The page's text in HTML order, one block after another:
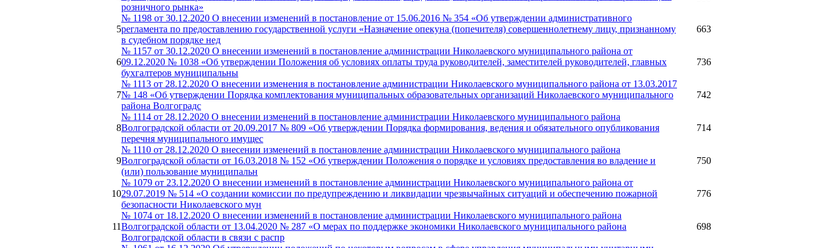
розничного рынка»
5
№ 1198 от 30.12.2020 О внесении изменений в постановление от 15.06.2016 № 354 «Об утверждении административного
регламента по предоставлению государственной услуги «Назначение опекуна (попечителя) совершеннолетнему лицу, признанному
в судебном порядке нед
663
6
№ 1157 от 30.12.2020 О внесении изменений в постановление администрации Николаевского муниципального района от
09.12.2020 № 1038 «Об утверждении Положения об условиях оплаты труда руководителей, заместителей руководителей, главных
бухгалтеров муниципальны
736
7
№ 1113 от 28.12.2020 О внесении изменения в постановление администрации Николаевского муниципального района от 13.03.2017
№ 148 «Об утверждении Порядка комплектования муниципальных образовательных организаций Николаевского муниципального
района Волгоградс
742
8
№ 1114 от 28.12.2020 О внесении изменений в постановление администрации Николаевского муниципального района
Волгоградской области от 20.09.2017 № 809 «Об утверждении Порядка формирования, ведения и обязательного опубликования
перечня муниципального имущес
714
9
№ 1110 от 28.12.2020 О внесении изменений в постановление администрации Николаевского муниципального района
Волгоградской области от 16.03.2018 № 152 «Об утверждении Положения о порядке и условиях предоставления во владение и
(или) пользование муниципальн
750
10
№ 1079 от 23.12.2020 О внесении изменений в постановление администрации Николаевского муниципального района от
29.07.2019 № 514 «О создании комиссии по предупреждению и ликвидации чрезвычайных ситуаций и обеспечению пожарной
безопасности Николаевского мун
776
11
№ 1074 от 18.12.2020 О внесении изменений в постановление администрации Николаевского муниципального района
Волгоградской области от 13.04.2020 № 287 «О мерах по поддержке экономики Николаевского муниципального района
Волгоградской области в связи с распр
698